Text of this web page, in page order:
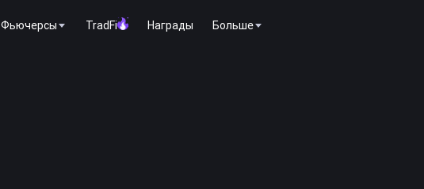
Фьючерсы TradFi Награды Больше